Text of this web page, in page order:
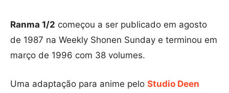
Ranma 1/2 começou a ser publicado em agosto
de 1987 na Weekly Shonen Sunday e terminou em
março de 1996 com 38 volumes.
Uma adaptação para anime pelo Studio Deen